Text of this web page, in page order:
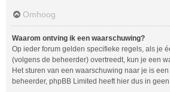
Omhoog
Waarom ontving ik een waarschuwing?
Op ieder forum gelden specifieke regels, als je
(volgens de beheerder) overtreedt, kun je een
Het sturen van een waarschuwing naar je is
beheerder, phpBB Limited heeft hier dus in